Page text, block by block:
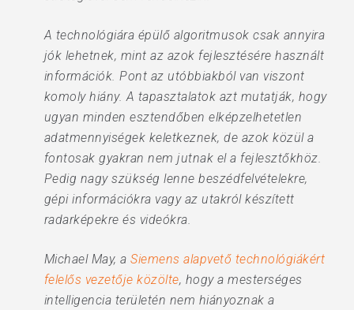
A technológiára épülő algoritmusok csak annyira
jók lehetnek, mint az azok fejlesztésére használt
információk. Pont az utóbbiakból van viszont
komoly hiány. A tapasztalatok azt mutatják, hogy
ugyan minden esztendőben elképzelhetetlen
adatmennyiségek keletkeznek, de azok közül a
fontosak gyakran nem jutnak el a fejlesztőkhöz.
Pedig nagy szükség lenne beszédfelvételekre,
gépi információkra vagy az utakról készített
radarképekre és videókra.
Michael May, aSiemens alapvető technológiákért
felelős vezetője közölte, hogy a mesterséges
intelligencia területén nem hiányoznak a